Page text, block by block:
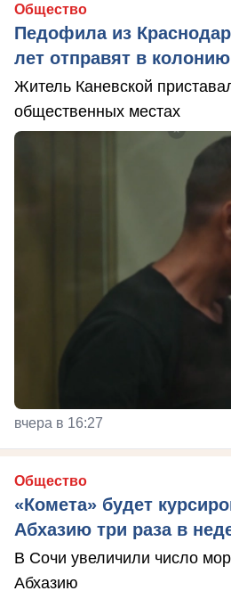
Общество
Педофила из
лет отправят в
Житель Каневской
общественных местах
вчера в 16:27
Общество
«Комета» будет
Абхазию три раза в
В Сочи увеличили число
Абхазию